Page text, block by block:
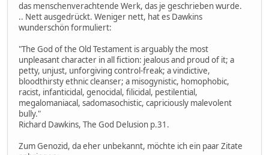
das menschenverachtende Werk, das je geschrieben wurde.
.. Nett ausgedrückt. Weniger nett, hat es Dawkins
wunderschön formuliert:
"The God of the Old Testament is arguably the most
unpleasant character in all fiction: jealous and proud of it; a
petty, unjust, unforgiving control-freak; a vindictive,
bloodthirsty ethnic cleanser; a misogynistic, homophobic,
racist, infanticidal, genocidal, filicidal, pestilential,
megalomaniacal, sadomasochistic, capriciously malevolent
bully."
Richard Dawkins, The God Delusion p.31.
Zum Genozid, da eher unbekannt, möchte ich ein paar Zitate